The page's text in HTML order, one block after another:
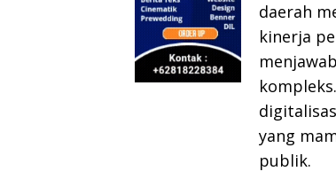
daerah
kinerja
yang
publik.